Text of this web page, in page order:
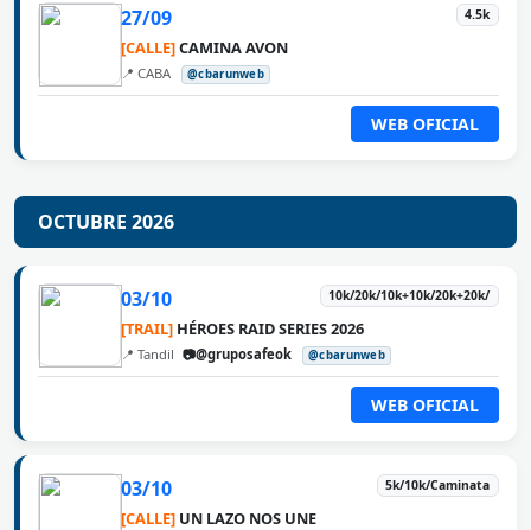
27/09 4.5k
[CALLE]CAMINA AVON
📍 CABA @cbarunweb
WEB OFICIAL
OCTUBRE 2026
03/10 10k/20k/10k+10k/20k+20k/
[TRAIL] HÉROES RAID SERIES 2026
📍 Tandil 📷@gruposafeok @cbarunweb
WEB OFICIAL
03/10 5k/10k/Caminata
[CALLE] UN LAZO NOS UNE